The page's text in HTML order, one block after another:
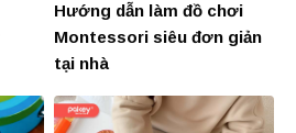
Hướng dẫn làm đồ chơi
Montessori siêu đơn giản
tại nhà